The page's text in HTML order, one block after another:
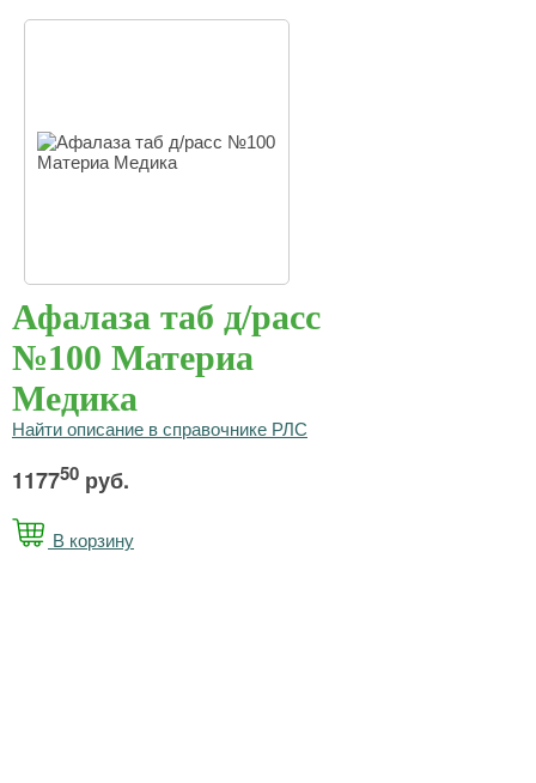
Афалаза таб д/расс
№100 Материа
Медика
Найти описание в справочнике РЛС
117750 руб.
В корзину